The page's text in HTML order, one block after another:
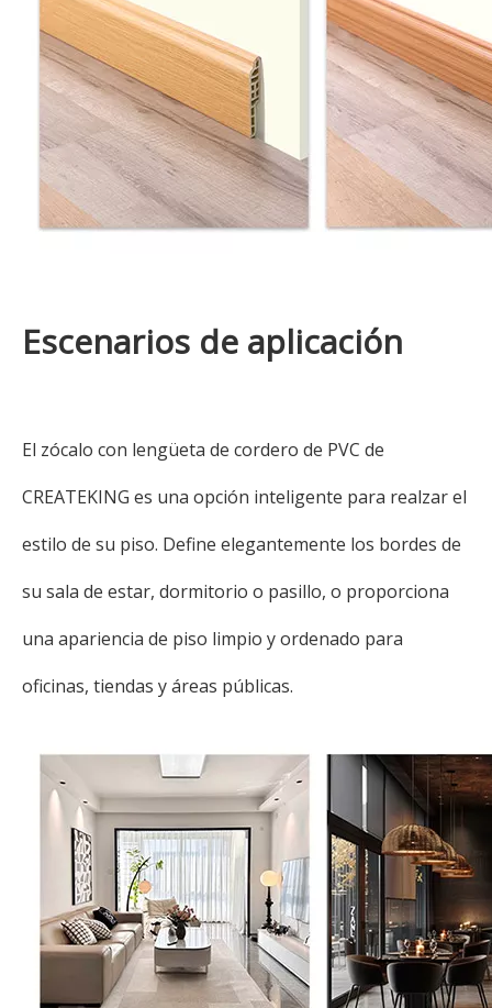
Escenarios de aplicación
El zócalo con lengüeta de cordero de PVC de
CREATEKING es una opción inteligente para realzar el
estilo de su piso. Define elegantemente los bordes de
su sala de estar, dormitorio o pasillo, o proporciona
una apariencia de piso limpio y ordenado para
oficinas, tiendas y áreas públicas.